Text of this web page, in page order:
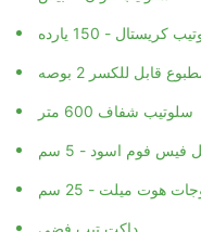
كريستال - 150 يارده
قابل للكسر 2 بوصه
سلوتيب شفاف 600 متر
فيس فوم اسود - 5 سم
هوت ميلت - 25 سم